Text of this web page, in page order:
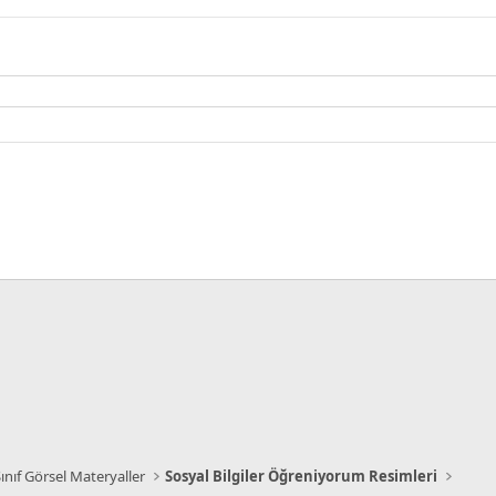
Görsel Materyaller Sosyal Bilgiler Öğreniyorum Resimleri